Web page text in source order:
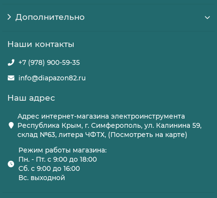
Дополнительно
Наши контакты
+7 (978) 900-59-35
info@diapazon82.ru
Наш адрес
Адрес интернет-магазина электроинструмента
Республика Крым, г. Симферополь, ул. Калинина 59,
склад №63, литера ЧФТХ, (Посмотреть на карте)
Режим работы магазина:
Пн. - Пт. с 9:00 до 18:00
Сб. с 9:00 до 16:00
Вс. выходной